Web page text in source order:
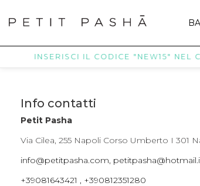
INSERISCI IL CODICE "NEW15" NEL
Info contatti
Petit Pasha
Via Cilea, 255 Napoli Corso Umberto I 301
info@petitpasha.com,
+39081643421 , +390812351280